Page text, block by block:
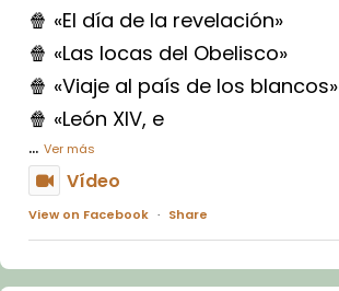
🍿 «El día de la revelación»
🍿 «Las locas del Obelisco»
🍿 «Viaje al país de los blancos»
🍿 «León XIV, e
... Ver más
Vídeo
View on Facebook · Share
Arquebisbat de Barcelona